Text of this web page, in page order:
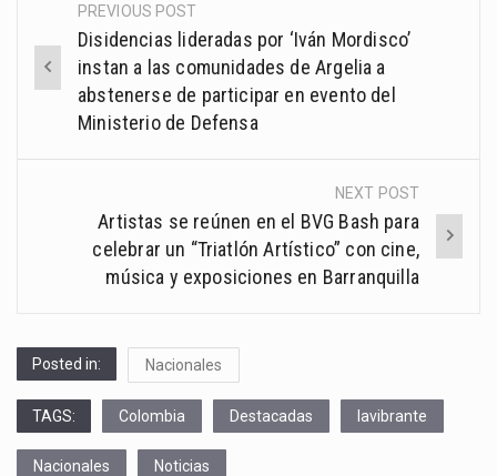
Post
navigation
PREVIOUS POST
Disidencias lideradas por ‘Iván Mordisco’
instan a las comunidades de Argelia a
abstenerse de participar en evento del
Ministerio de Defensa
NEXT POST
Artistas se reúnen en el BVG Bash para
celebrar un “Triatlón Artístico” con cine,
música y exposiciones en Barranquilla
Posted in: Nacionales
TAGS: Colombia Destacadas lavibrante
Nacionales Noticias